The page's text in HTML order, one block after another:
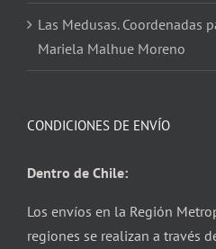
Las Medusas. Coordenadas
Mariela Malhue Moreno
CONDICIONES DE ENVÍO
Dentro de Chile:
Los envíos en la Región
regiones se realizan a través